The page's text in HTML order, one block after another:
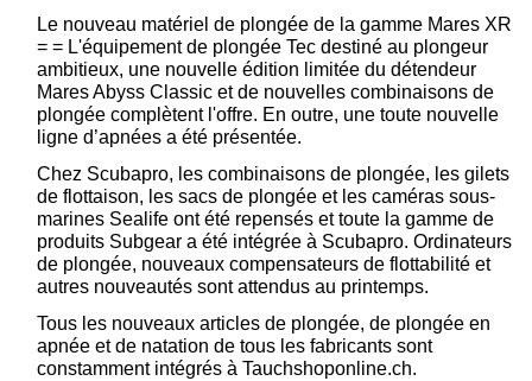
Le nouveau matériel de plongée de la gamme Mares XR
= = L'équipement de plongée Tec destiné au plongeur
ambitieux, une nouvelle édition limitée du détendeur
Mares Abyss Classic et de nouvelles combinaisons de
plongée complètent l'offre. En outre, une toute nouvelle
ligne d’apnées a été présentée.
Chez Scubapro, les combinaisons de plongée, les gilets
de flottaison, les sacs de plongée et les caméras sous-
marines Sealife ont été repensés et toute la gamme de
produits Subgear a été intégrée à Scubapro. Ordinateurs
de plongée, nouveaux compensateurs de flottabilité et
autres nouveautés sont attendus au printemps.
Tous les nouveaux articles de plongée, de plongée en
apnée et de natation de tous les fabricants sont
constamment intégrés à Tauchshoponline.ch.